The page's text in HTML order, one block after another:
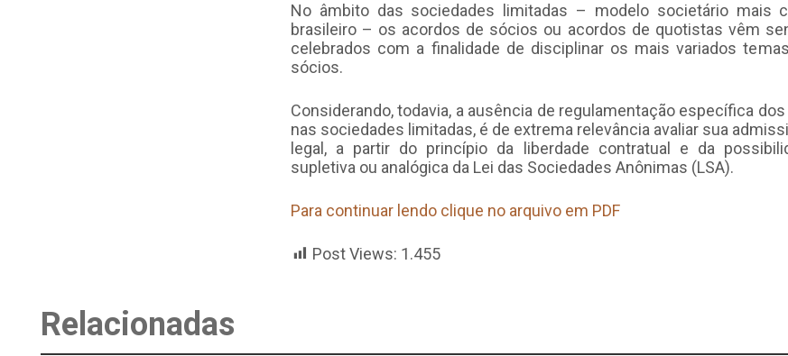
No âmbito das sociedades limitadas – modelo societário mais
brasileiro – os acordos de sócios ou acordos de quotistas vêm
celebrados com a finalidade de disciplinar os mais variados
sócios.
Considerando, todavia, a ausência de regulamentação específica
nas sociedades limitadas, é de extrema relevância avaliar sua
legal, a partir do princípio da liberdade contratual e da
supletiva ou analógica da Lei das Sociedades Anônimas (LSA).
Para continuar lendo clique no arquivo em PDF
Post Views: 1.455
Relacionadas